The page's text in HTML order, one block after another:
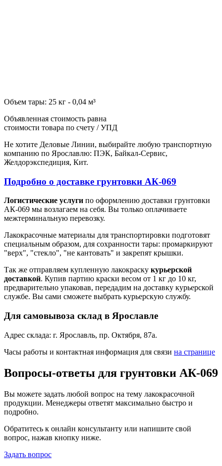
Объем тары: 25 кг - 0,04 м³
Объявленная стоимость равна
стоимости товара по счету / УПД
Не хотите Деловые Линии, выбирайте любую транспортную
компанию по Ярославлю: ПЭК, Байкал-Сервис,
Желдорэкспедиция, Кит.
Подробно о доставке грунтовки АК-069
Логистические услуги по оформлению доставки грунтовки
АК-069 мы возлагаем на себя. Вы только оплачиваете
межтерминальную перевозку.
Лакокрасочные материалы для транспортировки подготовят
специальным образом, для сохранности тары: промаркируют
"верх", "стекло", "не кантовать" и закрепят крышки.
Так же отправляем купленную лакокраску курьерской
доставкой. Купив партию краски весом от 1 кг до 10 кг,
предварительно упаковав, передадим на доставку курьерской
службе. Вы сами сможете выбрать курьерскую службу.
Для самовывоза склад в Ярославле
Адрес склада: г. Ярославль, пр. Октября, 87a.
Часы работы и контактная информация для связи на странице
Вопросы-ответы для грунтовки АК-069
Вы можете задать любой вопрос на тему лакокрасочной
продукции. Менеджеры ответят максимально быстро и
подробно.
Обратитесь к онлайн консультанту или напишите свой
вопрос, нажав кнопку ниже.
Задать вопрос